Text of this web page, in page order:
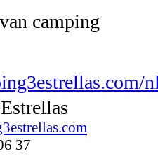
camping
37